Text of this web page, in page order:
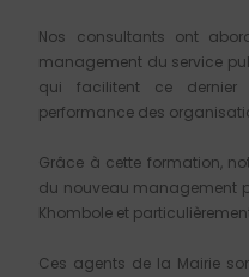
Nos consultants ont
management du service
qui facilitent ce
performance des
Grâce à cette formation,
du nouveau management
Khombole et
Ces agents de la Mairie